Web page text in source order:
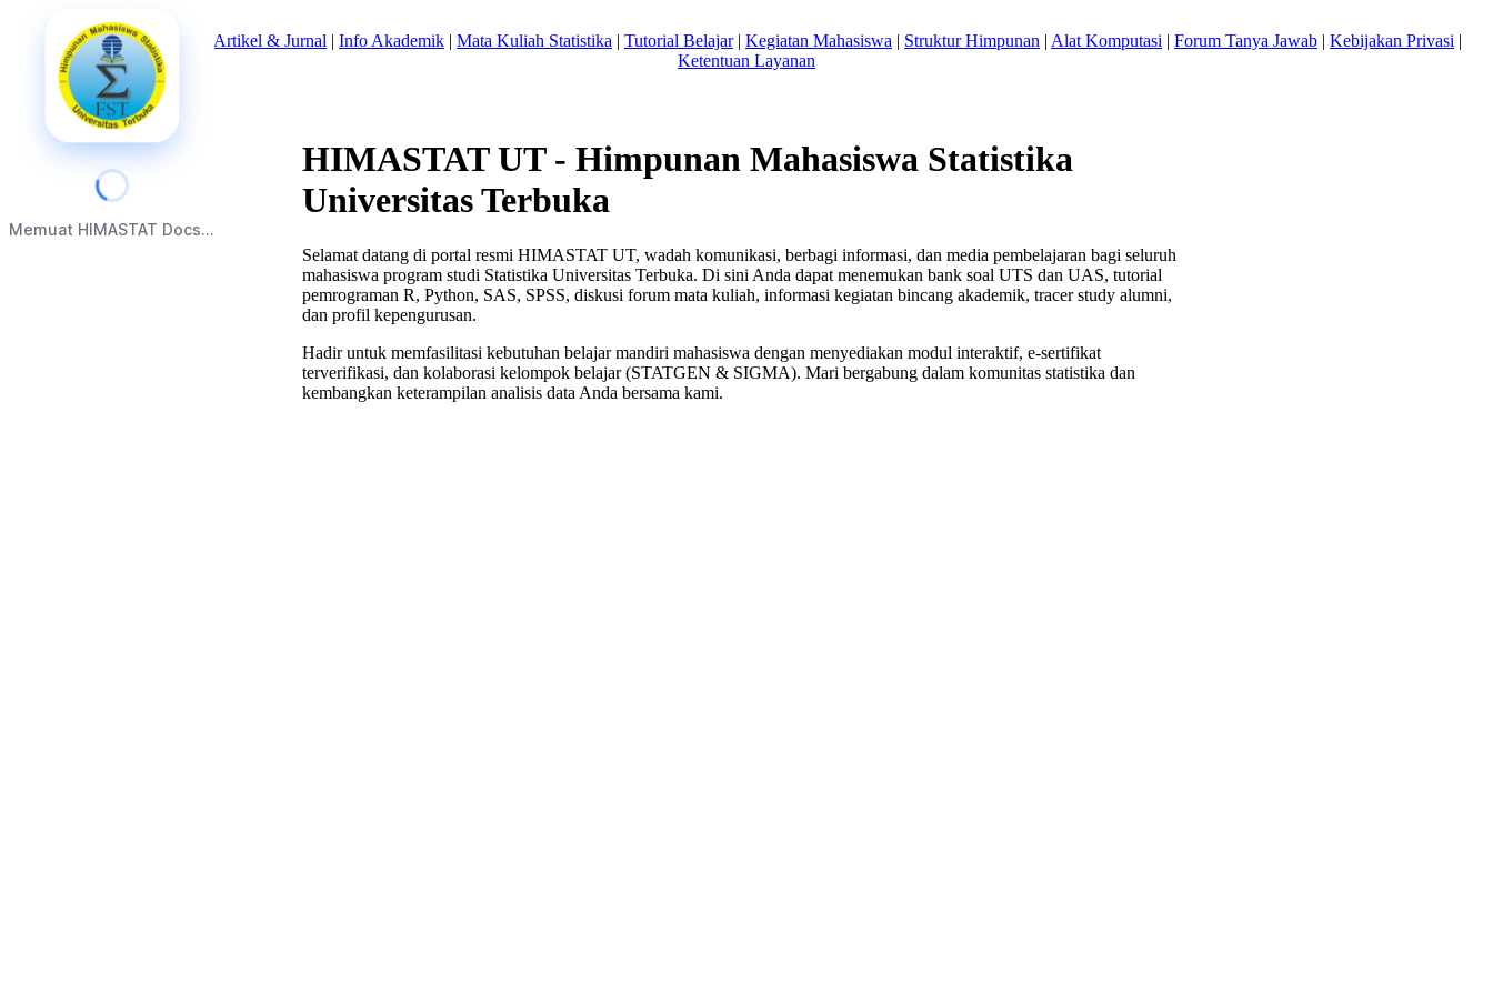
Memuat HIMASTAT Docs...
Beranda|Tentang Kami Artikel & Jurnal | Info Akademik | Mata Kuliah Statistika | Tutorial Belajar| Kegiatan Mahasiswa | Struktur Himpunan | Alat Komputasi | Forum Tanya Jawab | Kebijakan Privasi |
Ketentuan Layanan
HIMASTAT UT - Himpunan Mahasiswa Statistika
Universitas Terbuka
Selamat datang di portal resmi HIMASTAT UT, wadah komunikasi, berbagi informasi, dan media pembelajaran bagi seluruh
mahasiswa program studi Statistika Universitas Terbuka. Di sini Anda dapat menemukan bank soal UTS dan UAS, tutorial
pemrograman R, Python, SAS, SPSS, diskusi forum mata kuliah, informasi kegiatan bincang akademik, tracer study alumni,
dan profil kepengurusan.
Hadir untuk memfasilitasi kebutuhan belajar mandiri mahasiswa dengan menyediakan modul interaktif, e-sertifikat
terverifikasi, dan kolaborasi kelompok belajar (STATGEN & SIGMA). Mari bergabung dalam komunitas statistika dan
kembangkan keterampilan analisis data Anda bersama kami.